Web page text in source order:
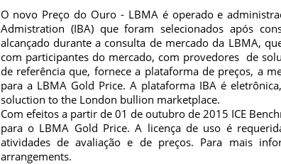
O novo Preço do Ouro - LBMA é operado e
Admistration (IBA) que foram selecionados após
alcançado durante a consulta de mercado da LBMA,
com participantes do mercado, com provedores de
de referência que, fornece a plataforma de preços, a
para a LBMA Gold Price. A plataforma IBA é
soluction to the London bullion marketplace.
Com efeitos a partir de 01 de outubro de 2015 ICE
para o LBMA Gold Price. A licença de uso é
atividades de avaliação e de preços. Para mais
arrangements.